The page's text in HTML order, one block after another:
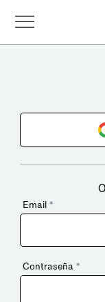
Email *
Contraseña *